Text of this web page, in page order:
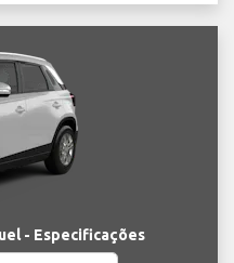
- Especificações